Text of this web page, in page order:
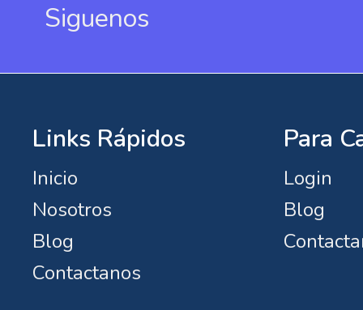
Siguenos
Links Rápidos
Inicio
Nosotros
Blog
Contactanos
Para
Login
Blog